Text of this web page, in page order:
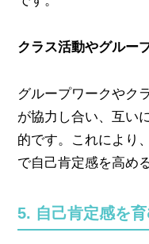
クラス活動やグルー
グループワークやク
が協力し合い、互い
的です。これにより
で自己肯定感を高め
5. 自己肯定感を